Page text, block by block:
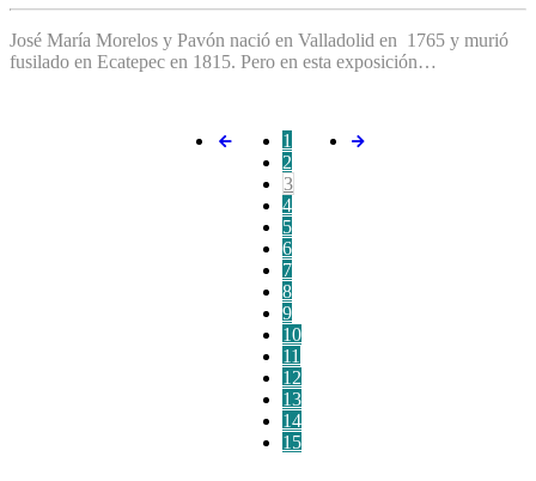
José María Morelos y Pavón nació en Valladolid en 1765 y murió
fusilado en Ecatepec en 1815. Pero en esta exposición…
1
2
3
4
5
6
7
8
9
10
11
12
13
14
15